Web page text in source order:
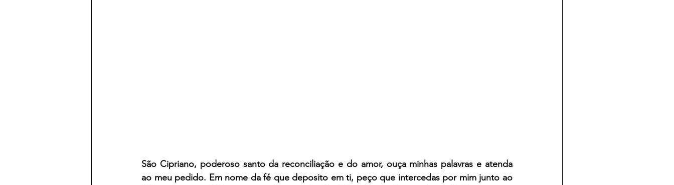
São Cipriano, poderoso santo da reconciliação e do amor, ouça minhas palavras e atenda
ao meu pedido. Em nome da fé que deposito em ti, peço que intercedas por mim junto ao